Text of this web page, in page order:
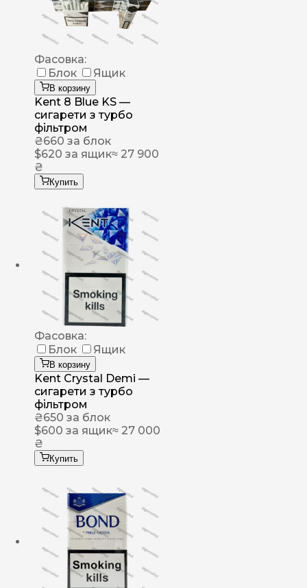
Фасовка:
Блок
Ящик
В корзину
Kent 8 Blue KS —
сигарети з турбо
фільтром
₴660 за блок
$620 за ящик≈ 27 900
₴
Купить
Фасовка:
Блок
Ящик
В корзину
Kent Crystal Demi —
сигарети з турбо
фільтром
₴650 за блок
$600 за ящик≈ 27 000
₴
Купить